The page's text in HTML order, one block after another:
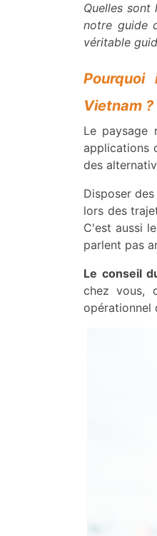
Quelles
notre guide
véritable
Vietnam ?
Le paysage
applications
des
Disposer
lors des
C'est aussi
parlent pas
Le conseil
chez vous,
opérationnel